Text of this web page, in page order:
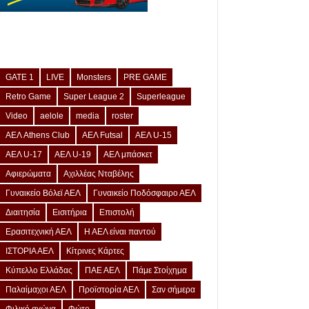
GATE 1 LIVE Monsters
PRE GAME
Retro Game
Super League 2
Superleague
Video
aelole media
roster
ΑΕΛ Athens Club
ΑΕΛ Futsal
ΑΕΛ U-15
ΑΕΛ U-17
ΑΕΛ U-19
ΑΕΛ μπάσκετ
Αφιερώματα
Αχιλλέας Νταβέλης
Γυναικείο Βόλεϊ ΑΕΛ
Γυναικείο Ποδόσφαιρο ΑΕΛ
Διαιτησία
Εισιτήρια
Επιστολή
Ερασιτεχνική ΑΕΛ
Η ΑΕΛ είναι παντού
ΙΣΤΟΡΙΑ ΑΕΛ
Κίτρινες Κάρτες
Κύπελλο Ελλάδας
ΠΑΕ ΑΕΛ
Πάμε Στοίχημα
Παλαίμαχοι ΑΕΛ
Προϊστορία ΑΕΛ
Σαν σήμερα